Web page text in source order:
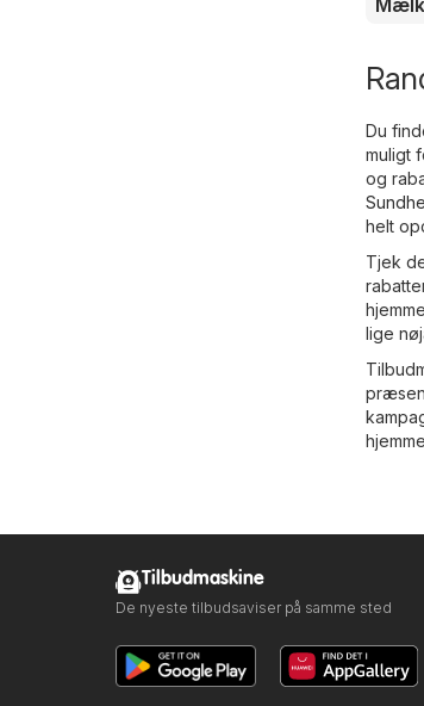
Mælk
Du
muligt
og
helt
Tjek
lige
Tilbudmaskine
De nyeste tilbudsaviser på samme sted